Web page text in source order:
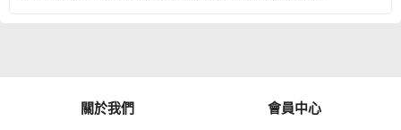
關於我們 會員中心